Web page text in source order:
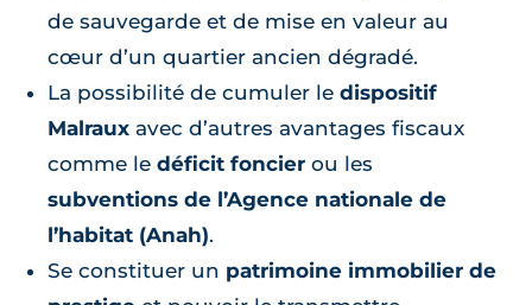
de sauvegarde et de mise en valeur au
cœur d’un quartier ancien dégradé.
La possibilité de cumuler le dispositif
Malraux avec d’autres avantages fiscaux
comme le déficit foncier ou les
subventions de l’Agence nationale de
l’habitat (Anah).
Se constituer un patrimoine immobilier de